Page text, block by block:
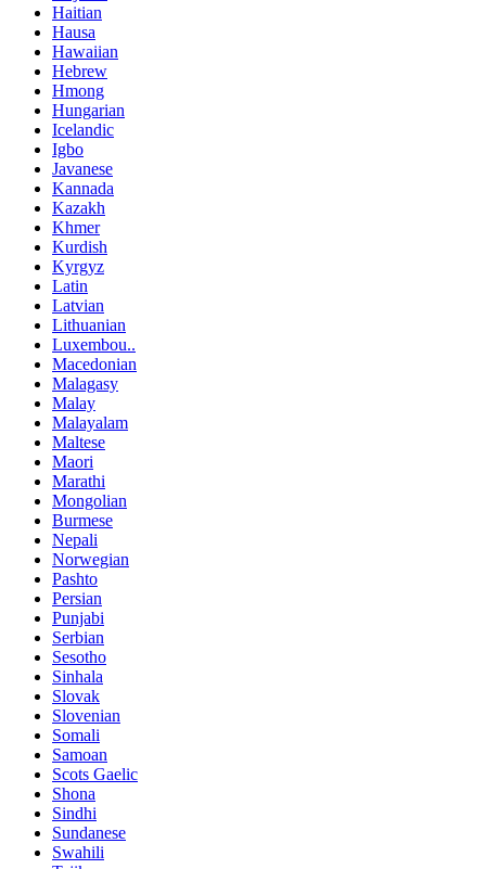
Haitian
Hausa
Hawaiian
Hebrew
Hmong
Hungarian
Icelandic
Igbo
Javanese
Kannada
Kazakh
Khmer
Kurdish
Kyrgyz
Latin
Latvian
Lithuanian
Luxembou..
Macedonian
Malagasy
Malay
Malayalam
Maltese
Maori
Marathi
Mongolian
Burmese
Nepali
Norwegian
Pashto
Persian
Punjabi
Serbian
Sesotho
Sinhala
Slovak
Slovenian
Somali
Samoan
Scots Gaelic
Shona
Sindhi
Sundanese
Swahili